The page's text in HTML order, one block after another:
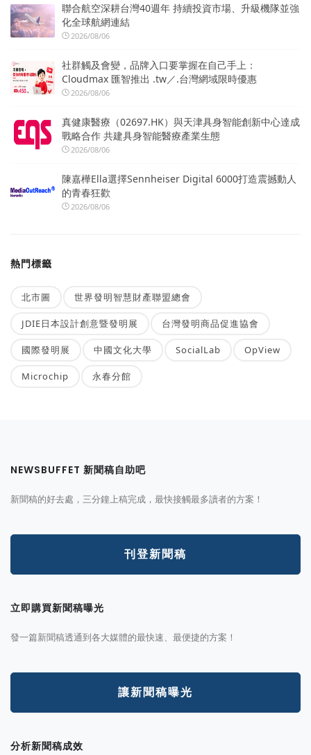
聯合航空深耕台灣40週年 持續投資市場、升級機隊並強
化全球航網連結
2026/08/06
社群觸及會變，品牌入口要掌握在自己手上：
Cloudmax 匯智推出 .tw／.台灣網域限時優惠
2026/08/06
真健康醫療（02697.HK）與天津具身智能創新中心達成
戰略合作 共建具身智能醫療產業生態
2026/08/06
陳嘉樺Ella選擇Sennheiser Digital 6000打造震撼動人
的青春狂歡
2026/08/06
熱門標籤
北市圖 世界發明智慧財產聯盟總會
JDIE日本設計創意暨發明展 台灣發明商品促進協會
國際發明展 中國文化大學 SocialLab OpView
Microchip 永春分館
NEWSBUFFET 新聞稿自助吧
新聞稿的好去處，三分鐘上稿完成，最快接觸最多讀者的方案！
刊登新聞稿
立即購買新聞稿曝光
發一篇新聞稿透通到各大媒體的最快速、最便捷的方案！
讓新聞稿曝光
分析新聞稿成效